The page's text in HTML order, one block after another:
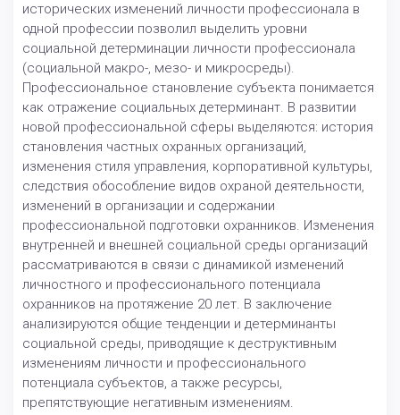
исторических изменений личности профессионала в
одной профессии позволил выделить уровни
социальной детерминации личности профессионала
(социальной макро-, мезо- и микросреды).
Профессиональное становление субъекта понимается
как отражение социальных детерминант. В развитии
новой профессиональной сферы выделяются: история
становления частных охранных организаций,
изменения стиля управления, корпоративной культуры,
следствия обособление видов охраной деятельности,
изменений в организации и содержании
профессиональной подготовки охранников. Изменения
внутренней и внешней социальной среды организаций
рассматриваются в связи с динамикой изменений
личностного и профессионального потенциала
охранников на протяжение 20 лет. В заключение
анализируются общие тенденции и детерминанты
социальной среды, приводящие к деструктивным
изменениям личности и профессионального
потенциала субъектов, а также ресурсы,
препятствующие негативным изменениям.